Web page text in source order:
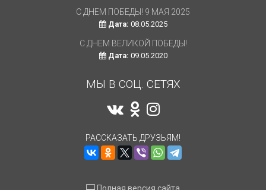
С ДНЕМ ПОБЕДЫ! 9 МАЯ 2025
Дата: 08.05.2025
С ДНЕМ ВЕЛИКОЙ ПОБЕДЫ!
Дата: 09.05.2020
МЫ В СОЦ. СЕТЯХ
РАССКАЗАТЬ ДРУЗЬЯМ!